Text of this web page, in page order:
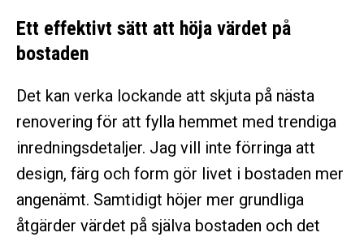
Ett effektivt sätt att höja värdet på
bostaden
Det kan verka lockande att skjuta på nästa
renovering för att fylla hemmet med trendiga
inredningsdetaljer. Jag vill inte förringa att
design, färg och form gör livet i bostaden mer
angenämt. Samtidigt höjer mer grundliga
åtgärder värdet på själva bostaden och det